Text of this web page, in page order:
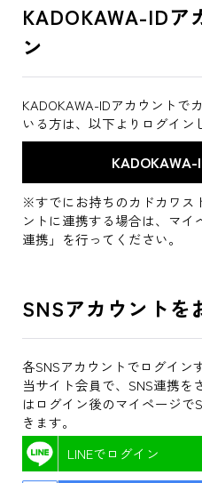
KADOKAWA-IDア
ン
KADOKAWA-IDアカウントで
いる方は、以下よりログイン
※すでにお持ちのカドカワス
ントに連携する場合は、マイ
連携」を行ってください。
SNSアカウントを
各SNSアカウントでログイン
当サイト会員で、SNS連携を
はログイン後のマイページで
きます。
LINEでログイン